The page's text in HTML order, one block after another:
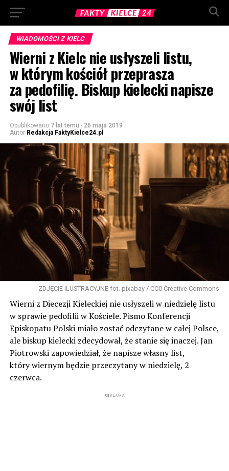
WIADOMOŚCI Z KIELC
Wierni z Kielc nie usłyszeli listu,
w którym kościół przeprasza
za pedofilię. Biskup kielecki napisze
swój list
Opublikowano 7 lat temu - 26 maja 2019
Autor Redakcja FaktyKielce24.pl
ZDJĘCIE ILUSTRACYJNE fot. pixabay / CC0 Creative Commons
Wierni z Diecezji Kieleckiej nie usłyszeli w niedzielę listu
w sprawie pedofilii w Kościele. Pismo Konferencji
Episkopatu Polski miało zostać odczytane w całej Polsce,
ale biskup kielecki zdecydował, że stanie się inaczej. Jan
Piotrowski zapowiedział, że napisze własny list,
który wiernym będzie przeczytany w niedzielę, 2
czerwca.